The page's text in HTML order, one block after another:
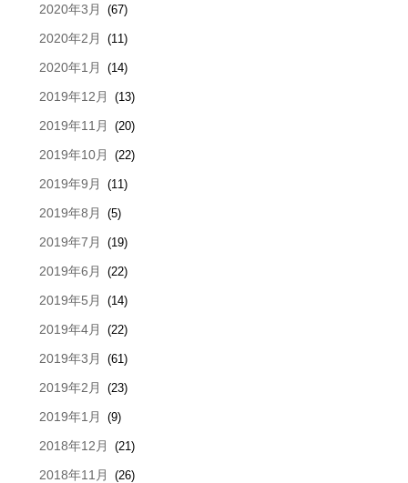
2020年3月 (67)
2020年2月 (11)
2020年1月 (14)
2019年12月 (13)
2019年11月 (20)
2019年10月 (22)
2019年9月 (11)
2019年8月 (5)
2019年7月 (19)
2019年6月 (22)
2019年5月 (14)
2019年4月 (22)
2019年3月 (61)
2019年2月 (23)
2019年1月 (9)
2018年12月 (21)
2018年11月 (26)